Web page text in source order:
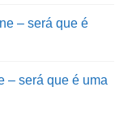
– será que é
– será que é uma